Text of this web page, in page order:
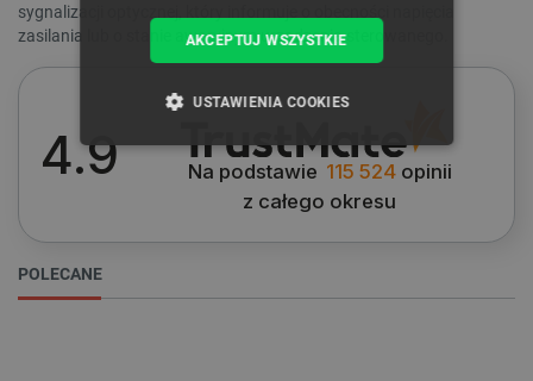
Cena
4.9 Na podstawie 115 524opinii
z całego okresu
POLECANE
sygnalizacji optycznej, który informuje o obecności napięcia
zasilania lub o stanie awaryjnym urządzenia sterowanego.
AKCEPTUJ WSZYSTKIE
USTAWIENIA COOKIES
NIEZBĘDNE WYDAJNOŚĆ
TARGETOWANIE